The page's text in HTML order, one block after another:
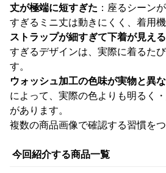
丈が極端に短すぎた ：座るシーン
すぎるミニ丈は動きにくく、着用
ストラップが細すぎて下着が見える
すぎるデザインは、実際に着るた
す。
ウォッシュ加工の色味が実物と異
によって、実際の色よりも明るく
があります。
複数の商品画像で確認する習慣をつ
今回紹介する商品一覧